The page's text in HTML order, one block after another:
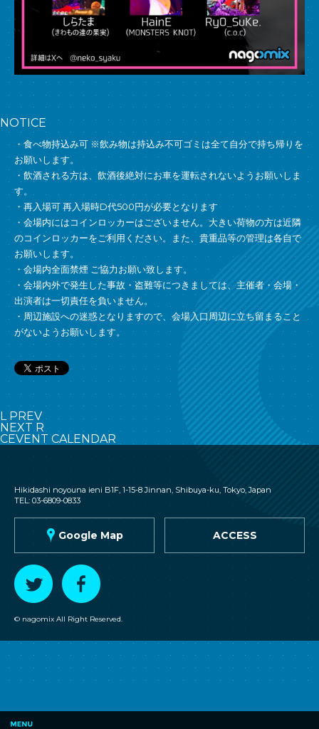
NOTICE
・食べ物持込み可 ※飲み物は持込み不可ゴミは全て自分で持ち帰りを
お願いします。
・飲酒される方は、飲酒後絶対にお車を運転されないようお願いしま
す。
・再入場可 再入場時D代500円が必要となります
・会場内にはコインロッカーはございません。大きい荷物の方は近隣
のコインロッカーをご利用ください。また、貴重品等の管理は各自で
お願いします。
・会場内全面禁煙 ご協力お願い致します。
・会場内外で発生した事故・盗難等につきましては、主催者・会場・
出演者は一切責任を負いません。
・周辺施設への迷惑となりますので、会場入口周辺に立ち留まること
がないようお願いします。
LPREV
NEXT R
CEVENT CALENDAR
Hikidashi noyouna ieni B1F, 1-15-8 Jinnan, Shibuya-ku, Tokyo, Japan
TEL: 03-6809-0833
G Google Map ACCESS
T F
© nagomix All Right Reserved.